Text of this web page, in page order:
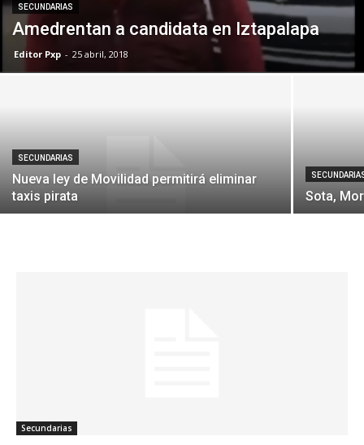
SECUNDARIAS
Amedrentan a candidata en Iztapalapa
Editor Pxp - 25 abril, 2018
SECUNDARIAS
Nueva ley de Movilidad permitirá eliminar
taxis pirata
Sota,
Secundarias